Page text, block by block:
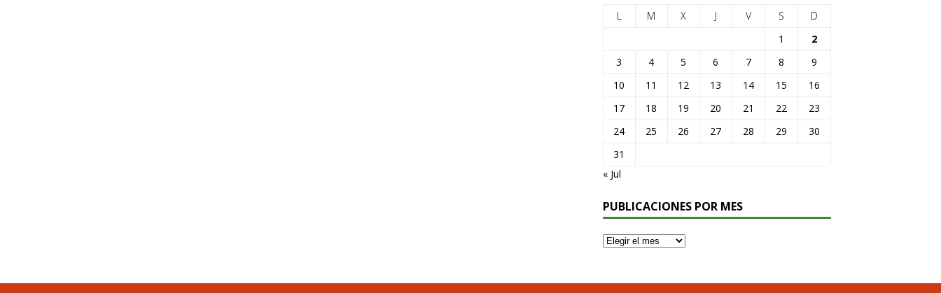
L
M X J V S
D
1
2
3
4 5 6 7 8
9
10
11 12 13 14 15
16
17
18 19 20 21 22
23
24
25 26 27 28 29
30
31
« Jul
PUBLICACIONES POR MES